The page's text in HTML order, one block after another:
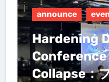
announce
Hardening
Collapse：